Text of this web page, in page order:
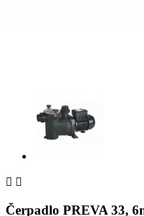
 
Čerpadlo PREVA 33,